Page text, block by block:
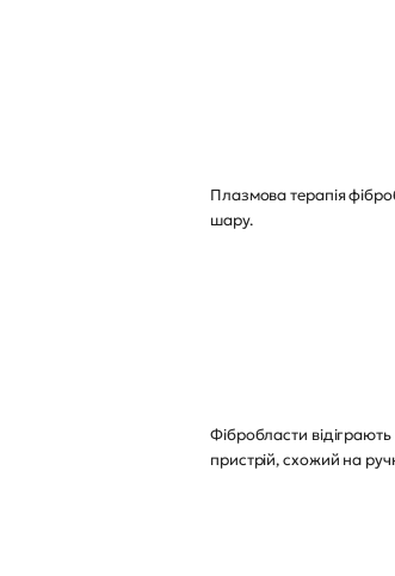
Плазмова терапія
шару.
Фібробласти
пристрій, схожий на